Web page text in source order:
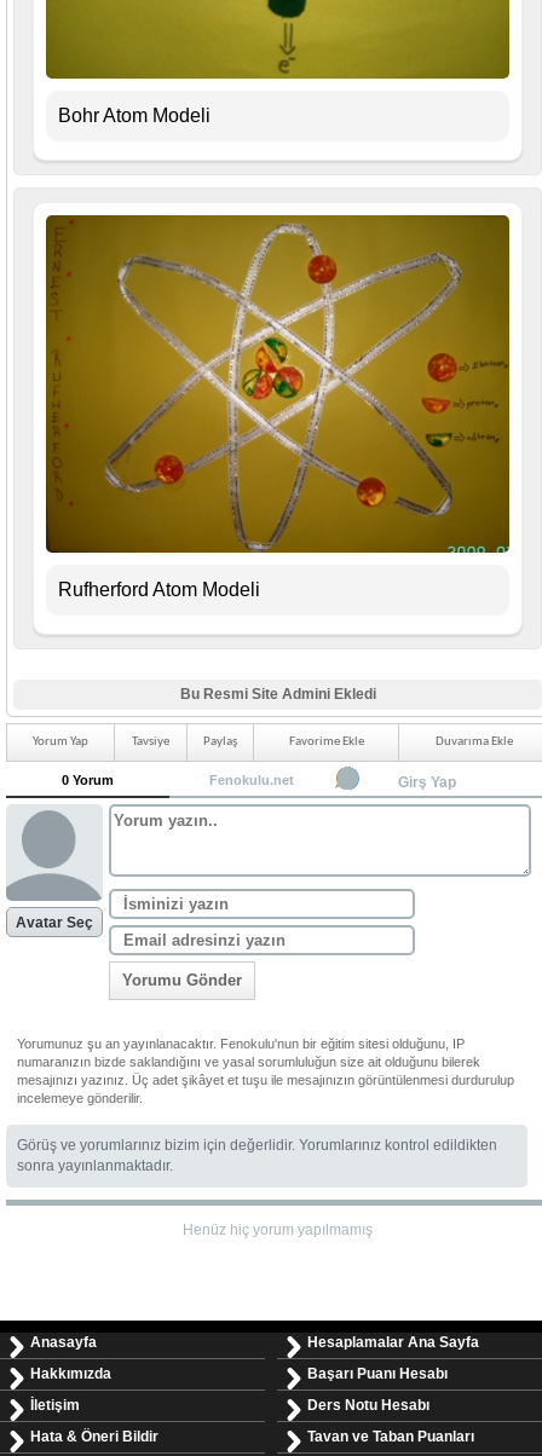
Bohr Atom Modeli
Rufherford Atom Modeli
Bu Resmi Site Admini Ekledi
Yorum Yap Tavsiye Paylaş Favorime Ekle Duvarıma Ekle
0 Yorum Fenokulu.net Girş Yap
Avatar Seç
Yorumu Gönder
Yorumunuz şu an yayınlanacaktır. Fenokulu'nun bir eğitim sitesi olduğunu, IP
numaranızın bizde saklandığını ve yasal sorumluluğun size ait olduğunu bilerek
mesajınızı yazınız. Üç adet şikâyet et tuşu ile mesajınızın görüntülenmesi durdurulup
incelemeye gönderilir.
Görüş ve yorumlarınız bizim için değerlidir. Yorumlarınız kontrol edildikten
sonra yayınlanmaktadır.
Henüz hiç yorum yapılmamış
Anasayfa
Hakkımızda
İletişim
Hata & Öneri Bildir
Hesaplamalar Ana Sayfa
Başarı Puanı Hesabı
Ders Notu Hesabı
Tavan ve Taban Puanları